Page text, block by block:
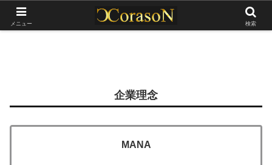
About us
企業理念
MANA
メニュー 検索